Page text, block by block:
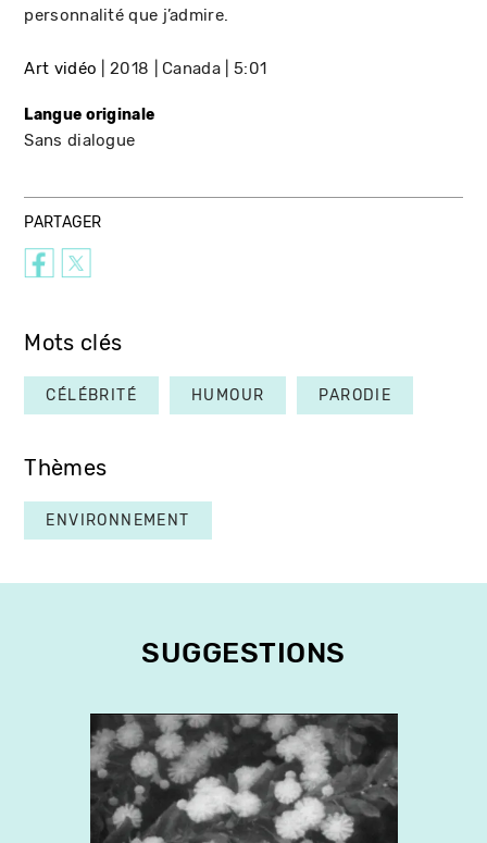
personnalité que j’admire.
Art vidéo 2018 Canada 5:01
Langue originale
Sans dialogue
PARTAGER
Mots clés
CÉLÉBRITÉ HUMOUR PARODIE
Thèmes
ENVIRONNEMENT
SUGGESTIONS